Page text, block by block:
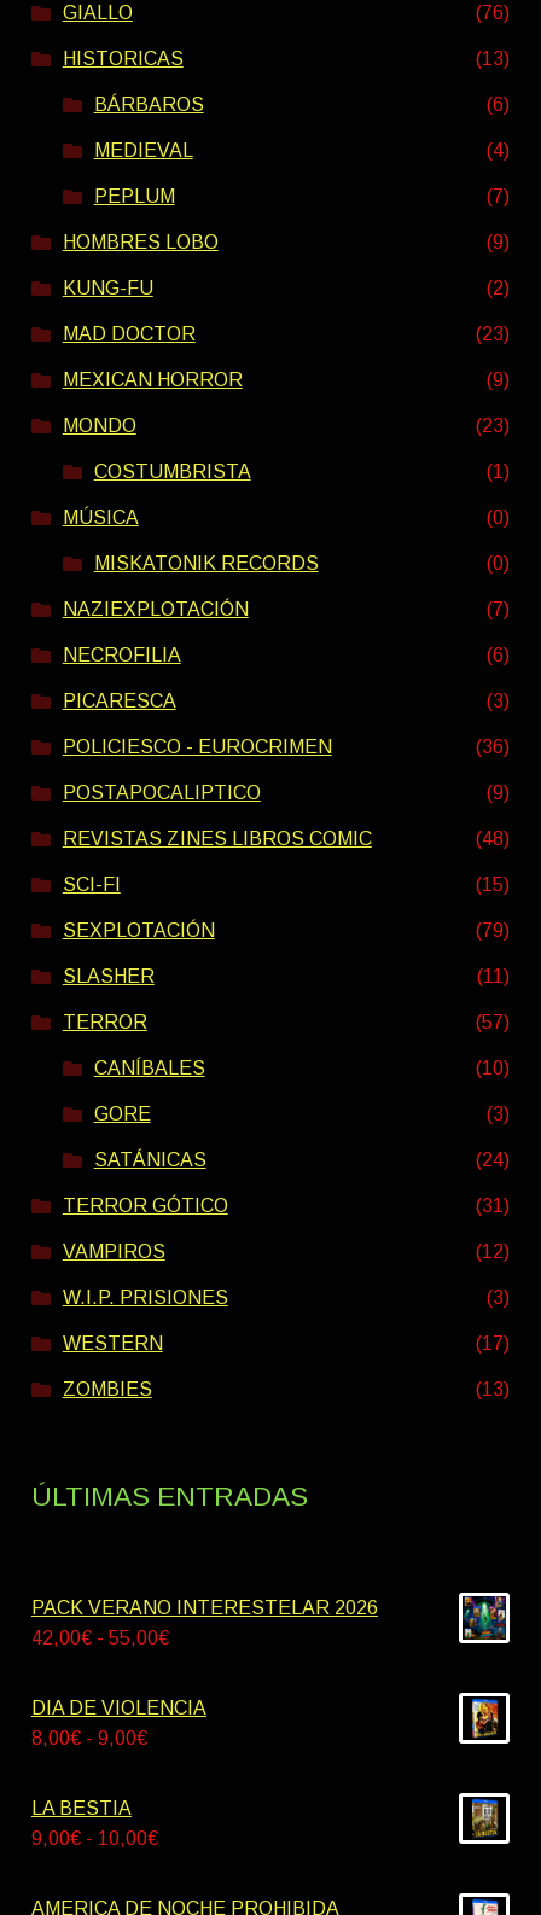
GIALLO (76)
HISTORICAS (13)
BÁRBAROS (6)
MEDIEVAL (4)
PEPLUM (7)
HOMBRES LOBO (9)
KUNG-FU (2)
MAD DOCTOR (23)
MEXICAN HORROR (9)
MONDO (23)
COSTUMBRISTA (1)
MÚSICA (0)
MISKATONIK RECORDS (0)
NAZIEXPLOTACIÓN (7)
NECROFILIA (6)
PICARESCA (3)
POLICIESCO - EUROCRIMEN (36)
POSTAPOCALIPTICO (9)
REVISTAS ZINES LIBROS COMIC (48)
SCI-FI (15)
SEXPLOTACIÓN (79)
SLASHER (11)
TERROR (57)
CANÍBALES (10)
GORE (3)
SATÁNICAS (24)
TERROR GÓTICO (31)
VAMPIROS (12)
W.I.P. PRISIONES (3)
WESTERN (17)
ZOMBIES (13)
ÚLTIMAS ENTRADAS
PACK VERANO INTERESTELAR 2026
42,00€ - 55,00€Rango
precios:
DIA DE VIOLENCIA
8,00€ - 9,00€Rango
desde
LA BESTIA
9,00€ - 10,00€Rango
precios:
AMERICA DE NOCHE PROHIBIDA